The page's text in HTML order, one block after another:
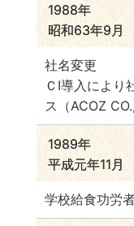
1988年
昭和63年9月
社名変更
ＣI導入により
ス（ACOZ
1989年
平成元年11月
学校給食功労